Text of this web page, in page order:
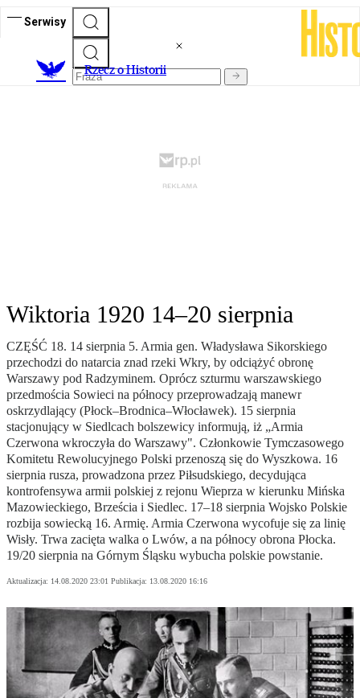
Serwisy
Rzecz o Historii
Wiktoria 1920 14–20 sierpnia
CZĘŚĆ 18. 14 sierpnia 5. Armia gen. Władysława Sikorskiego
przechodzi do natarcia znad rzeki Wkry, by odciążyć obronę
Warszawy pod Radzyminem. Oprócz szturmu warszawskiego
przedmościa Sowieci na północy przeprowadzają manewr
oskrzydlający (Płock–Brodnica–Włocławek). 15 sierpnia
stacjonujący w Siedlcach bolszewicy informują, iż „Armia
Czerwona wkroczyła do Warszawy". Członkowie Tymczasowego
Komitetu Rewolucyjnego Polski przenoszą się do Wyszkowa. 16
sierpnia rusza, prowadzona przez Piłsudskiego, decydująca
kontrofensywa armii polskiej z rejonu Wieprza w kierunku Mińska
Mazowieckiego, Brześcia i Siedlec. 17–18 sierpnia Wojsko Polskie
rozbija sowiecką 16. Armię. Armia Czerwona wycofuje się za linię
Wisły. Trwa zacięta walka o Lwów, a na północy obrona Płocka.
19/20 sierpnia na Górnym Śląsku wybucha polskie powstanie.
Aktualizacja: 14.08.2020 23:01 Publikacja: 13.08.2020 16:16